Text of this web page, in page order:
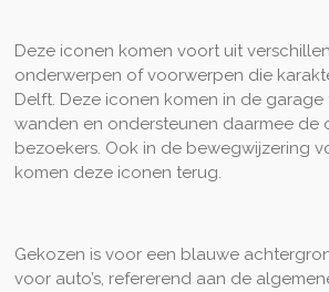
Deze iconen komen voort uit
onderwerpen of voorwerpen die
Delft. Deze iconen komen in de
wanden en ondersteunen daarmee de
bezoekers. Ook in de bewegwijzering
komen deze iconen terug.
Gekozen is voor een blauwe
voor auto’s, refererend aan de